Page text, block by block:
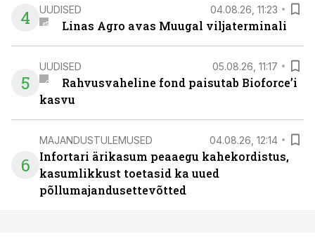
4 UUDISED 04.08.26, 11:23
Linas Agro avas Muugal viljaterminali
5
UUDISED 05.08.26, 11:17
Rahvusvaheline fond paisutab Bioforce’i
kasvu
6
MAJANDUSTULEMUSED 04.08.26, 12:14
Infortari ärikasum peaaegu kahekordistus,
kasumlikkust toetasid ka uued
põllumajandusettevõtted